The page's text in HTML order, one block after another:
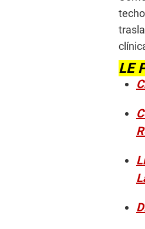
LE